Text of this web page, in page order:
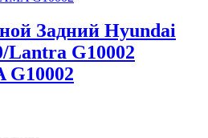
Задний Hyundai
Lantra G10002